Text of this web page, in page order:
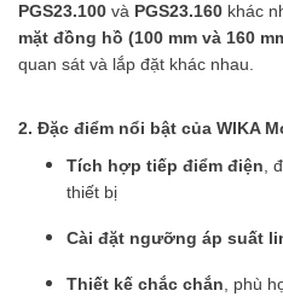
PGS23.100 và PGS23.160 khác
mặt đồng hồ (100 mm và 160
quan sát và lắp đặt khác nhau.
2. Đặc điểm nổi bật của WIKA
Tích hợp tiếp điểm điện ,
thiết bị
Cài đặt ngưỡng áp suất
Thiết kế chắc chắn , phù